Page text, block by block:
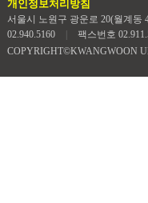
개인정보처리방침
서울시 노원구 광운로 20(월계동
02.940.5160
팩스번호
COPYRIGHT©KWANGWOON